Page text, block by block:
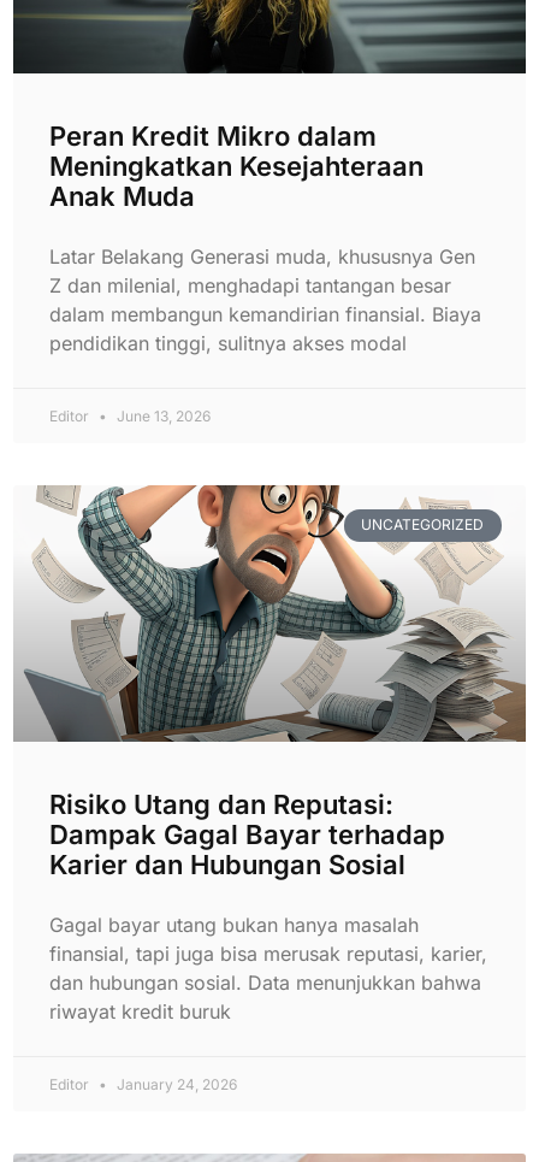
Peran Kredit Mikro dalam
Meningkatkan Kesejahteraan
Anak Muda
Latar Belakang Generasi muda, khususnya Gen
Z dan milenial, menghadapi tantangan besar
dalam membangun kemandirian finansial. Biaya
pendidikan tinggi, sulitnya akses modal
Editor June 13, 2026
UNCATEGORIZED
Risiko Utang dan Reputasi:
Dampak Gagal Bayar terhadap
Karier dan Hubungan Sosial
Gagal bayar utang bukan hanya masalah
finansial, tapi juga bisa merusak reputasi, karier,
dan hubungan sosial. Data menunjukkan bahwa
riwayat kredit buruk
Editor January 24, 2026